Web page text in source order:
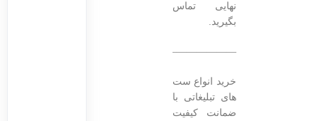
نهایی تماس
بگیرید.
———————————————–
خرید انواع ست
های تبلیغاتی با
ضمانت کیفیت